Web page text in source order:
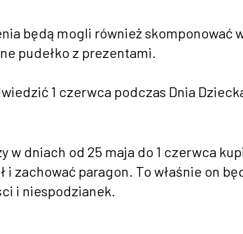
będą mogli również skomponować
pudełko z prezentami.
1 czerwca podczas Dnia
w dniach od 25 maja do 1 czerwca
i zachować paragon. To właśnie on
i niespodzianek.